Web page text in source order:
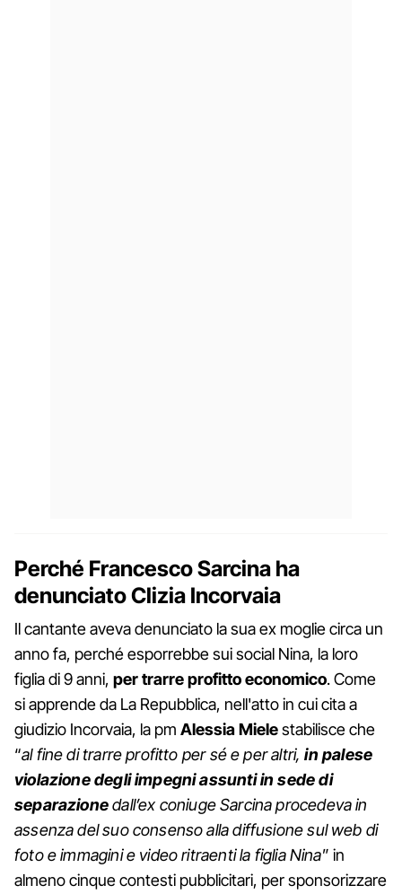
Perché Francesco Sarcina ha
denunciato Clizia Incorvaia
Il cantante aveva denunciato la sua ex moglie circa un
anno fa, perché esporrebbe sui social Nina, la loro
figlia di 9 anni, per trarre profitto economico. Come
si apprende da La Repubblica, nell'atto in cui cita a
giudizio Incorvaia, la pm Alessia Mielestabilisce che
“al fine di trarre profitto per sé e per altri,in palese
violazione degli impegni assunti in sede di
separazionedall’ex coniuge Sarcina procedeva in
assenza del suo consenso alla diffusione sul web di
foto e immagini e video ritraenti la figlia Nina” in
almeno cinque contesti pubblicitari, per sponsorizzare